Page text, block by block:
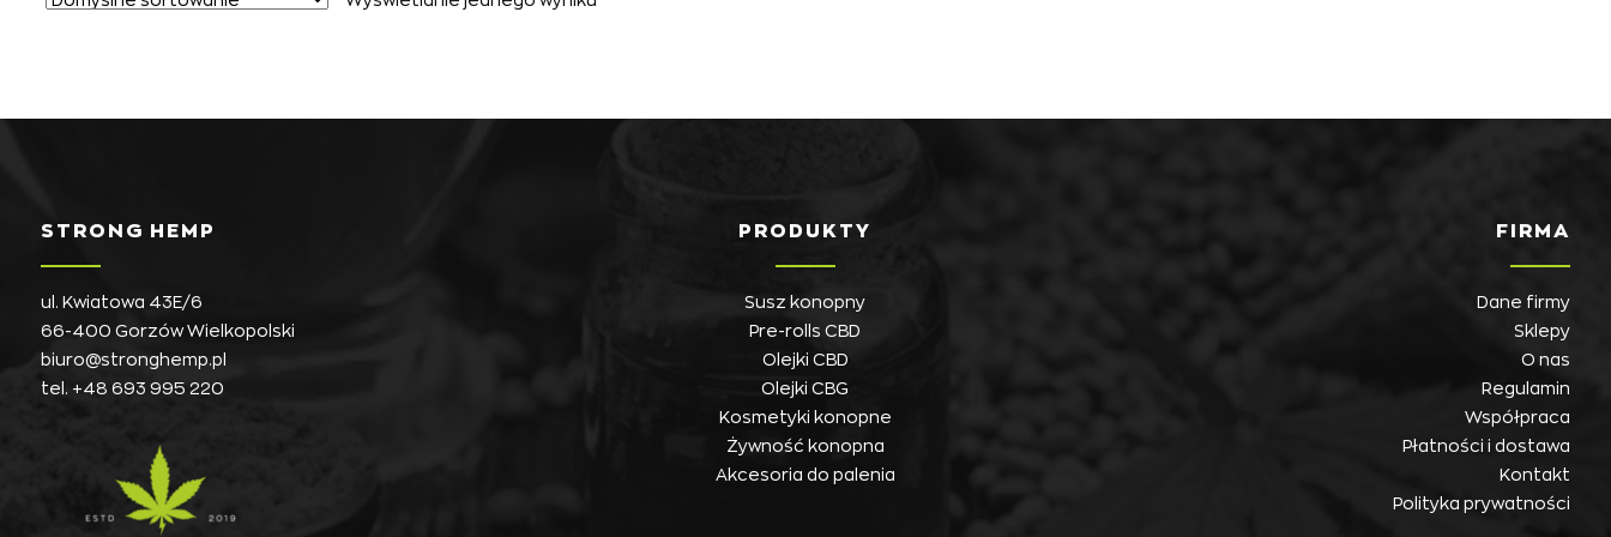
STRONG HEMP
ul. Kwiatowa 43E/6
66-400 Gorzów Wielkopolski
biuro@stronghemp.pl
tel. +48 693 995 220
PRODUKTY
Susz konopny
Pre-rolls CBD
Olejki CBD
Olejki CBG
Kosmetyki konopne
Żywność konopna
Akcesoria do palenia
FIRMA
Dane firmy
Sklepy
O nas
Regulamin
Współpraca
Płatności i dostawa
Kontakt
Polityka prywatności